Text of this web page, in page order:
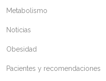
Metabolismo
Noticias
Obesidad
Pacientes y recomendaciones